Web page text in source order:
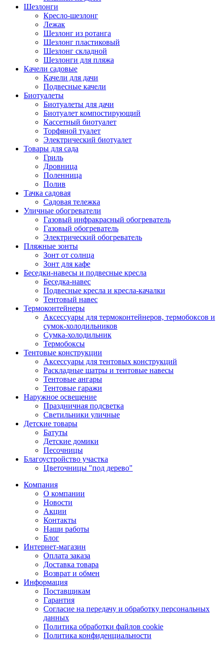
Шезлонги
Кресло-шезлонг
Лежак
Шезлонг из ротанга
Шезлонг пластиковый
Шезлонг складной
Шезлонги для пляжа
Качели садовые
Качели для дачи
Подвесные качели
Биотуалеты
Биотуалеты для дачи
Биотуалет компостирующий
Кассетный биотуалет
Торфяной туалет
Электрический биотуалет
Товары для сада
Гриль
Дровница
Поленница
Полив
Тачка садовая
Садовая тележка
Уличные обогреватели
Газовый инфракрасный обогреватель
Газовый обогреватель
Электрический обогреватель
Пляжные зонты
Зонт от солнца
Зонт для кафе
Беседки-навесы и подвесные кресла
Беседка-навес
Подвесные кресла и кресла-качалки
Тентовый навес
Термоконтейнеры
Аксессуары для термоконтейнеров, термобоксов и
сумок-холодильников
Сумка-холодильник
Термобоксы
Тентовые конструкции
Аксессуары для тентовых конструкций
Раскладные шатры и тентовые навесы
Тентовые ангары
Тентовые гаражи
Наружное освещение
Праздничная подсветка
Светильники уличные
Детские товары
Батуты
Детские домики
Песочницы
Благоустройство участка
Цветочницы "под дерево"
Компания
О компании
Новости
Акции
Контакты
Наши работы
Блог
Интернет-магазин
Оплата заказа
Доставка товара
Возврат и обмен
Информация
Поставщикам
Гарантия
Согласие на передачу и обработку персональных
данных
Политика обработки файлов cookie
Политика конфиденциальности